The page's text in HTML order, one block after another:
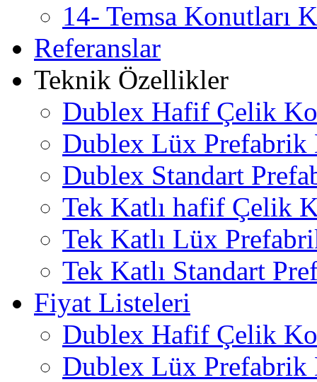
14- Temsa Konutları
Referanslar
Teknik Özellikler
Dublex Hafif Çelik
Dublex Lüx Prefabrik
Dublex Standart
Tek Katlı hafif Çelik
Tek Katlı Lüx
Tek Katlı Standart
Fiyat Listeleri
Dublex Hafif Çelik
Dublex Lüx Prefabrik